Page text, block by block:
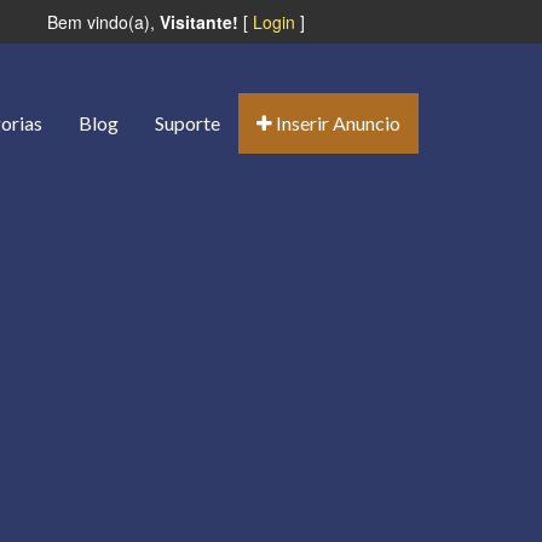
Bem vindo(a), Visitante! [ Login ]
Inserir Anuncio
Blog Suporte